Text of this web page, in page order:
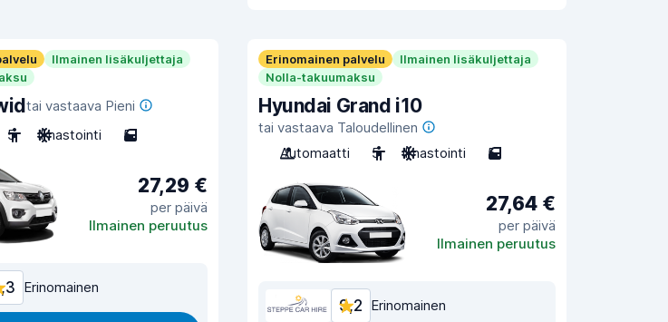
Ilmainen lisäkuljettaja
tai vastaava Pieni
5 Ilmastointi 5
27,29 €
per päivä
Ilmainen peruutus
Erinomainen
Erinomainen palvelu
Ilmainen lisäkuljettaja
Nolla-takuumaksu
Hyundai Grand i10
tai vastaava Taloudellinen
Automaatti
5 Ilmastointi 5
27,64 €
per päivä
Ilmainen peruutus
9,2 Erinomainen